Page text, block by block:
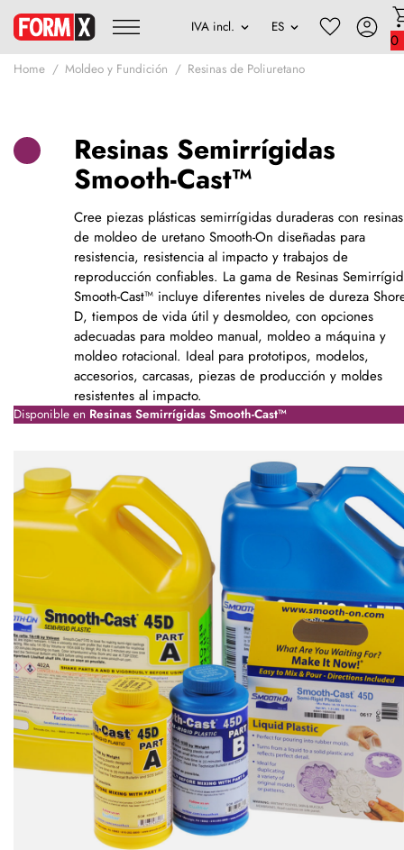
0
Home Moldeo y Fundición Resinas de Poliuretano
Resinas Semirrígidas
Smooth-Cast™
Cree piezas plásticas semirrígidas duraderas con resinas
de moldeo de uretano Smooth-On diseñadas para
resistencia, resistencia al impacto y trabajos de
reproducción confiables. La gama de Resinas
Smooth-Cast™ incluye diferentes niveles de dureza
D, tiempos de vida útil y desmoldeo, con opciones
adecuadas para moldeo manual, moldeo a máquina y
moldeo rotacional. Ideal para prototipos, modelos,
accesorios, carcasas, piezas de producción y moldes
resistentes al impacto.
Disponible en Resinas Semirrígidas Smooth-Cast™